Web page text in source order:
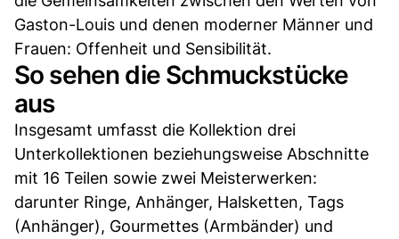
Gaston-Louis und denen moderner Männer und
Frauen: Offenheit und Sensibilität.
So sehen die Schmuckstücke
aus
Insgesamt umfasst die Kollektion drei
Unterkollektionen beziehungsweise Abschnitte
mit 16 Teilen sowie zwei Meisterwerken:
darunter Ringe, Anhänger, Halsketten, Tags
(Anhänger), Gourmettes (Armbänder) und